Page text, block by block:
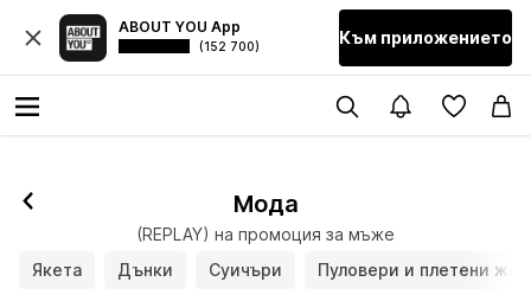
ABOUT YOU App
(152 700) Към приложението
Мода
(REPLAY) на промоция за мъже
Якета
Дънки Суичъри Пуловери и плетени